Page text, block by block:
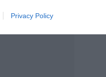
Privacy Policy